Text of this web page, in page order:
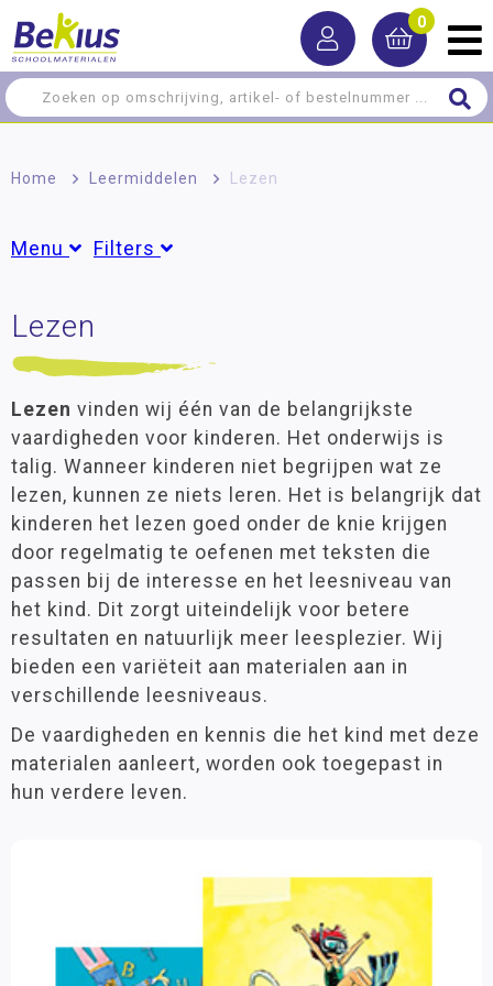
0
Home > Leermiddelen > Lezen
Menu Filters
Dyslexie
Informatief lezen
Kinheim
Leesboeken
Leesparade
Oefenstof
Leesspellen
Prentenboeken
Stenvert
Stripboeken
TekstVaardig
ZomerTOPboeken
Zelfstandig werken
Groepen
Peuter
Groep 1(16)
Groep 2(29)
Groep 3(94)
Groep 4(133)
Groep 5(114)
Groep 6 (107)
Groep 7
(125)
Groep 8(99)
VO(37)
Leeftijd
0 - 3 jaar (1)
3 - 6 jaar(31)
6 - 9 jaar
(205)
9 - 12 jaar
(196)
12 jaar > (23)
Antwoordenboeken(47)
Digitale (les)materialen(3)
Lezen
Lezen vinden wij één van de belangrijkste
vaardigheden voor kinderen. Het onderwijs is
talig. Wanneer kinderen niet begrijpen wat ze
lezen, kunnen ze niets leren. Het is belangrijk dat
kinderen het lezen goed onder de knie krijgen
door regelmatig te oefenen met teksten die
passen bij de interesse en het leesniveau van
het kind. Dit zorgt uiteindelijk voor betere
resultaten en natuurlijk meer leesplezier. Wij
bieden een variëteit aan materialen aan in
verschillende leesniveaus.
De vaardigheden en kennis die het kind met deze
materialen aanleert, worden ook toegepast in
hun verdere leven.